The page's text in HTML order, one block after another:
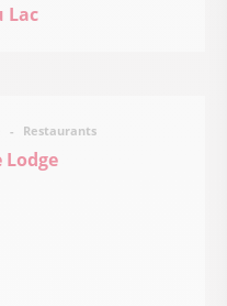
Lac
Restaurants